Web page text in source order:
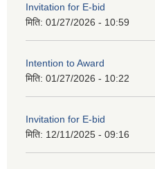
Invitation for E-bid
मिति: 01/27/2026 - 10:59
Intention to Award
मिति: 01/27/2026 - 10:22
Invitation for E-bid
मिति: 12/11/2025 - 09:16